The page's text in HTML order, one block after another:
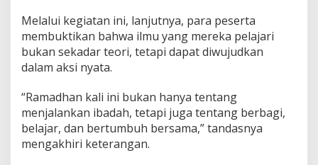
Melalui kegiatan ini, lanjutnya, para peserta
membuktikan bahwa ilmu yang mereka pelajari
bukan sekadar teori, tetapi dapat diwujudkan
dalam aksi nyata.
“Ramadhan kali ini bukan hanya tentang
menjalankan ibadah, tetapi juga tentang berbagi,
belajar, dan bertumbuh bersama,” tandasnya
mengakhiri keterangan.